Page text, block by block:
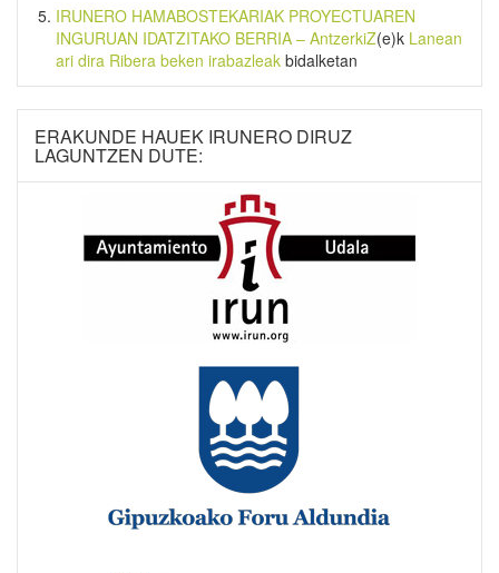
IRUNERO HAMABOSTEKARIAK PROYECTUAREN
INGURUAN IDATZITAKO BERRIA – AntzerkiZ(e)k Lanean
ari dira Ribera beken irabazleak bidalketan
ERAKUNDE HAUEK IRUNERO DIRUZ
LAGUNTZEN DUTE: